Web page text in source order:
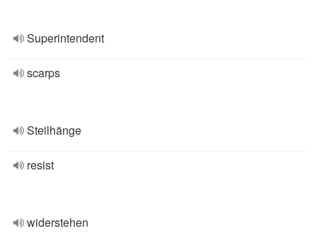
Superintendent
scarps
Steilhänge
resist
widerstehen